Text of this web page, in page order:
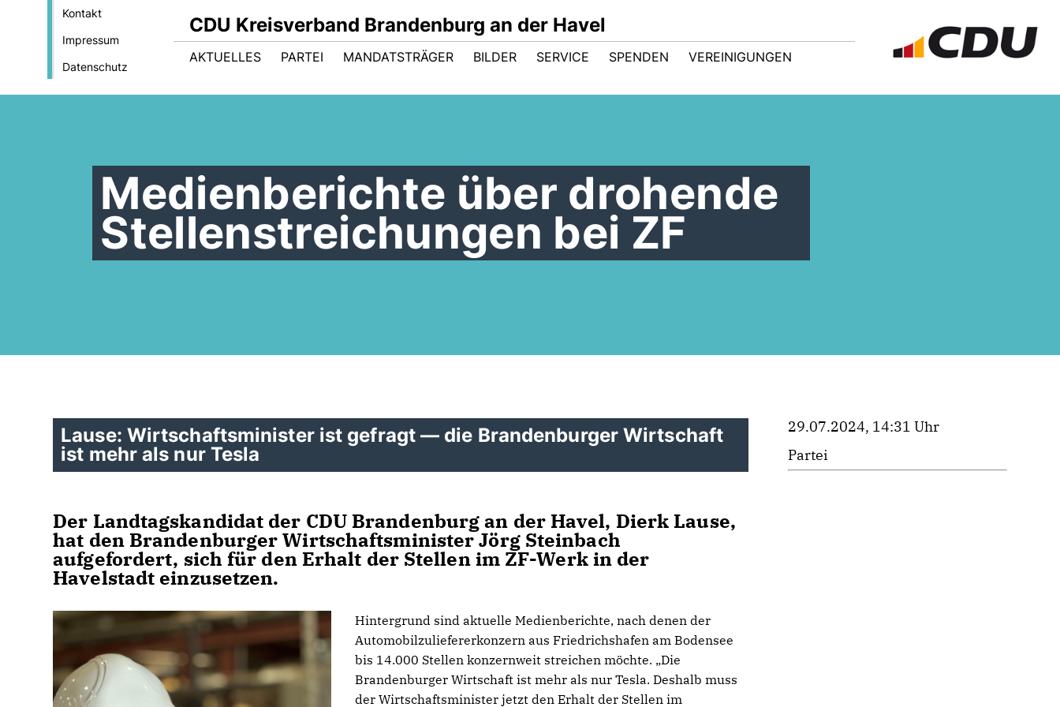
Kontakt
Impressum
Datenschutz
CDU Kreisverband Brandenburg an der Havel
AKTUELLES PARTEI MANDATSTRÄGER BILDER SERVICE SPENDEN VEREINIGUNGEN
Medienberichte über drohende
Stellenstreichungen bei ZF
Lause: Wirtschaftsminister ist gefragt — die Brandenburger Wirtschaft
ist mehr als nur Tesla
Der Landtagskandidat der CDU Brandenburg an der Havel, Dierk Lause,
hat den Brandenburger Wirtschaftsminister Jörg Steinbach
aufgefordert, sich für den Erhalt der Stellen im ZF-Werk in der
Havelstadt einzusetzen.
Hintergrund sind aktuelle Medienberichte, nach denen der
Automobilzuliefererkonzern aus Friedrichshafen am Bodensee
bis 14.000 Stellen konzernweit streichen möchte. „Die
Brandenburger Wirtschaft ist mehr als nur Tesla. Deshalb muss
der Wirtschaftsminister jetzt den Erhalt der Stellen im
29.07.2024, 14:31 Uhr
Partei